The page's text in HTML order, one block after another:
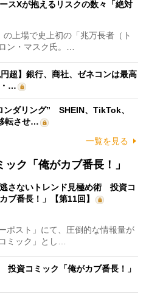
スXが抱えるリスクの数々「絶対
上場で史上初の「兆万長者（ト
ン・マスク氏。…
超】銀行、商社、ゼネコンは最高
・…
ンダリング” SHEIN、TikTok、
転させ…
一覧を見る
ク「俺がカブ番長！」
逃さないトレンド見極め術 投資コ
ブ番長！」【第11回】
ポスト」にて、圧倒的な情報量が
ミック」とし…
資コミック「俺がカブ番長！」